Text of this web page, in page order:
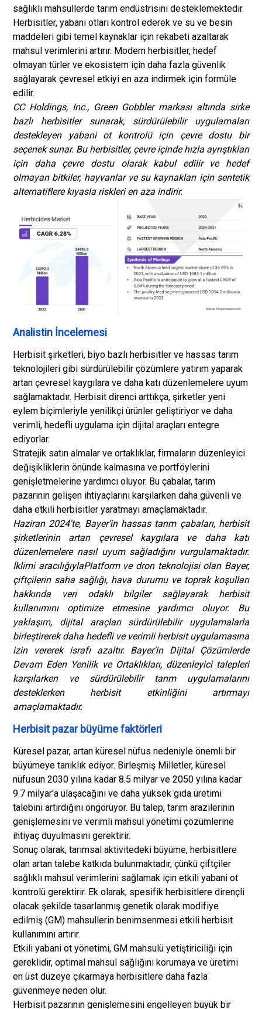
sağlıklı mahsullerde tarım endüstrisini desteklemektedir.
Herbisitler, yabani otları kontrol ederek ve su ve besin
maddeleri gibi temel kaynaklar için rekabeti azaltarak
mahsul verimlerini artırır. Modern herbisitler, hedef
olmayan türler ve ekosistem için daha fazla güvenlik
sağlayarak çevresel etkiyi en aza indirmek için formüle
edilir.
CC Holdings, Inc., Green Gobbler markası altında sirke
bazlı herbisitler sunarak, sürdürülebilir uygulamaları
destekleyen yabani ot kontrolü için çevre dostu bir
seçenek sunar. Bu herbisitler, çevre içinde hızla ayrıştıkları
için daha çevre dostu olarak kabul edilir ve hedef
olmayan bitkiler, hayvanlar ve su kaynakları için sentetik
alternatiflere kıyasla riskleri en aza indirir.
Analistin İncelemesi
Herbisit şirketleri, biyo bazlı herbisitler ve hassas tarım
teknolojileri gibi sürdürülebilir çözümlere yatırım yaparak
artan çevresel kaygılara ve daha katı düzenlemelere uyum
sağlamaktadır. Herbisit direnci arttıkça, şirketler yeni
eylem biçimleriyle yenilikçi ürünler geliştiriyor ve daha
verimli, hedefli uygulama için dijital araçları entegre
ediyorlar.
Stratejik satın almalar ve ortaklıklar, firmaların düzenleyici
değişikliklerin önünde kalmasına ve portföylerini
genişletmelerine yardımcı oluyor. Bu çabalar, tarım
pazarının gelişen ihtiyaçlarını karşılarken daha güvenli ve
daha etkili herbisitler yaratmayı amaçlamaktadır.
Haziran 2024'te, Bayer’in hassas tarım çabaları, herbisit
şirketlerinin artan çevresel kaygılara ve daha katı
düzenlemelere nasıl uyum sağladığını vurgulamaktadır.
İklimi aracılığıylaPlatform ve dron teknolojisi olan Bayer,
çiftçilerin saha sağlığı, hava durumu ve toprak koşulları
hakkında veri odaklı bilgiler sağlayarak herbisit
kullanımını optimize etmesine yardımcı oluyor. Bu
yaklaşım, dijital araçları sürdürülebilir uygulamalarla
birleştirerek daha hedefli ve verimli herbisit uygulamasına
izin vererek israfı azaltır. Bayer'in Dijital Çözümlerde
Devam Eden Yenilik ve Ortaklıkları, düzenleyici talepleri
karşılarken ve sürdürülebilir tarım uygulamalarını
desteklerken herbisit etkinliğini artırmayı
amaçlamaktadır.
Herbisit pazar büyüme faktörleri
Küresel pazar, artan küresel nüfus nedeniyle önemli bir
büyümeye tanıklık ediyor. Birleşmiş Milletler, küresel
nüfusun 2030 yılına kadar 8.5 milyar ve 2050 yılına kadar
9.7 milyar'a ulaşacağını ve daha yüksek gıda üretimi
talebini artırdığını öngörüyor. Bu talep, tarım arazilerinin
genişlemesini ve verimli mahsul yönetimi çözümlerine
ihtiyaç duyulmasını gerektirir.
Sonuç olarak, tarımsal aktivitedeki büyüme, herbisitlere
olan artan talebe katkıda bulunmaktadır, çünkü çiftçiler
sağlıklı mahsul verimlerini sağlamak için etkili yabani ot
kontrolü gerektirir. Ek olarak, spesifik herbisitlere dirençli
olacak şekilde tasarlanmış genetik olarak modifiye
edilmiş (GM) mahsullerin benimsenmesi etkili herbisit
kullanımını artırır.
Etkili yabani ot yönetimi, GM mahsulü yetiştiriciliği için
gereklidir, optimal mahsul sağlığını korumaya ve üretimi
en üst düzeye çıkarmaya herbisitlere daha fazla
güvenmeye neden olur.
Herbisit pazarının genişlemesini engelleyen büyük bir